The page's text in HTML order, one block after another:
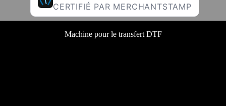
CERTIFIÉ PAR MERCHANTSTAMP
Machine pour le transfert DTF